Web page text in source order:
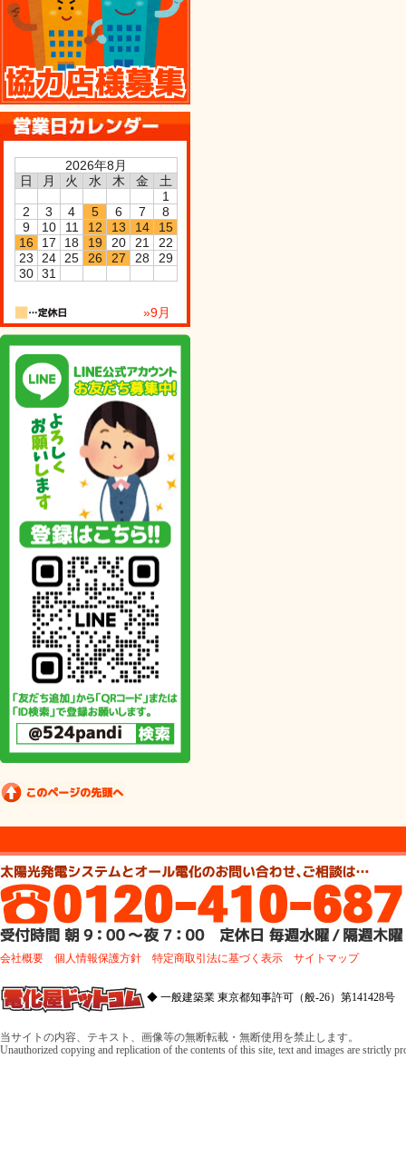
2026年8月
日
月 火 水 木 金
土
1
2
3 4 5 6 7
8
9
10 11 12 13 14
15
16
17 18 19 20 21
22
23
24 25 26 27 28
29
30 31
»9月
会社概要 個人情報保護方針 特定商取引法に基づく表示 サイトマップ
◆ 一般建築業 東京都知事許可（般-26）第141428
当サイトの内容、テキスト、画像等の無断転載・無断使用を禁止します。
Unauthorized copying and replication of the contents of this site, text and images are strictly